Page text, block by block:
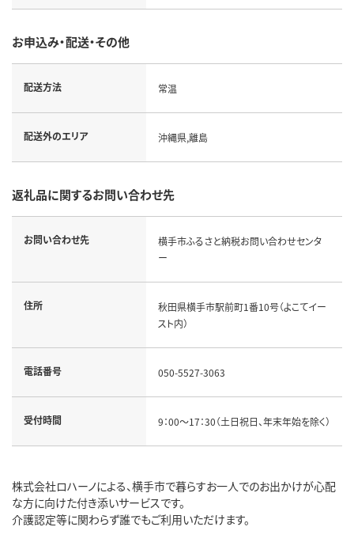
お申込み・配送・その他
配送方法 常温
配送外のエリア 沖縄県,離島
返礼品に関するお問い合わせ先
お問い合わせ先
横手市ふるさと納税お問い合わせセンタ
ー
住所
秋田県横手市駅前町1番10号（よこてイー
スト内）
電話番号 050-5527-3063
受付時間 9：00～17：30（土日祝日、年末年始を除く）
株式会社ロハーノによる、横手市で暮らすお一人でのお出かけが心配
な方に向けた付き添いサービスです。
介護認定等に関わらず誰でもご利用いただけます。